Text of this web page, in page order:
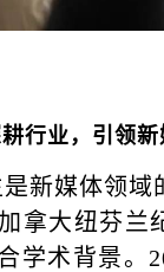
行业，引领
新媒体领域
拿大纽芬兰
学术背景。